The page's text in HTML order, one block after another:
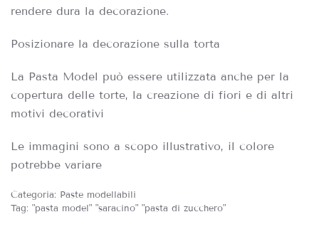
rendere dura la decorazione.
Posizionare la decorazione sulla torta
La Pasta Model può essere utilizzata anche per la
copertura delle torte, la creazione di fiori e di altri
motivi decorativi
Le immagini sono a scopo illustrativo, il colore
potrebbe variare
Categoria: Paste modellabili
Tag: "pasta model" "saracino" "pasta di zucchero"